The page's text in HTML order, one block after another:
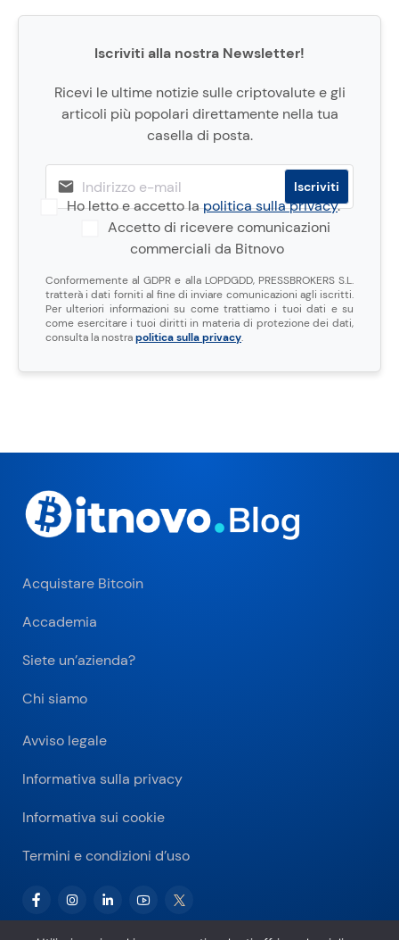
Iscriviti alla nostra Newsletter!
Ricevi le ultime notizie sulle criptovalute e gli
articoli più popolari direttamente nella tua
casella di posta.
Ho letto e accetto lapolitica sulla privacy.
Accetto di ricevere comunicazioni
commerciali da Bitnovo
Conformemente al GDPR e alla LOPDGDD, PRESSBROKERS S.L.
tratterà i dati forniti al fine di inviare comunicazioni agli iscritti.
Per ulteriori informazioni su come trattiamo i tuoi dati e su
come esercitare i tuoi diritti in materia di protezione dei dati,
consulta la nostrapolitica sulla privacy.
Acquistare Bitcoin
Accademia
Siete un’azienda?
Chi siamo
Avviso legale
Informativa sulla privacy
Informativa sui cookie
Termini e condizioni d’uso